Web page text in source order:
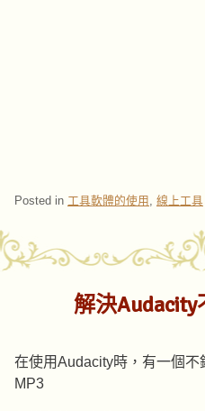
Posted in 工具軟體的使用 , 線上工具
解決Audacity
在使用Audacity時，有一個
MP3